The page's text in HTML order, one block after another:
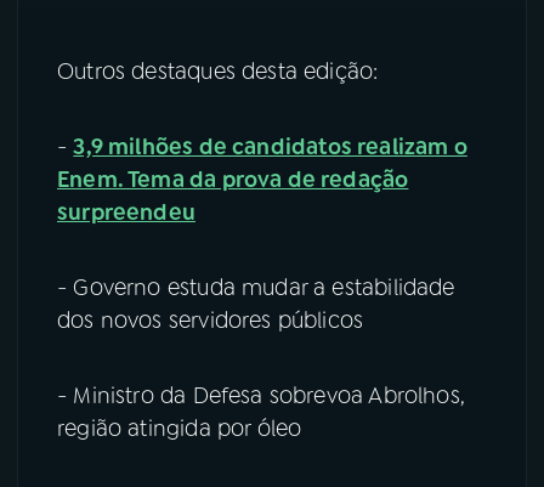
Outros destaques desta edição:
-3,9 milhões de candidatos realizam o
Enem. Tema da prova de redação
surpreendeu
- Governo estuda mudar a estabilidade
dos novos servidores públicos
- Ministro da Defesa sobrevoa Abrolhos,
região atingida por óleo